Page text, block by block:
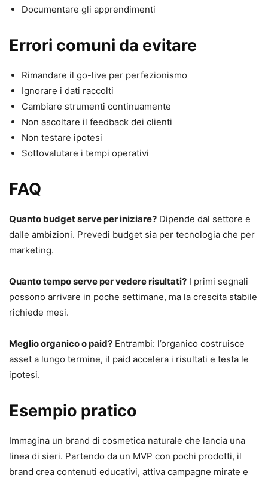
Documentare gli apprendimenti
Errori comuni da evitare
Rimandare il go-live per perfezionismo
Ignorare i dati raccolti
Cambiare strumenti continuamente
Non ascoltare il feedback dei clienti
Non testare ipotesi
Sottovalutare i tempi operativi
FAQ
Quanto budget serve per iniziare? Dipende dal settore e
dalle ambizioni. Prevedi budget sia per tecnologia che per
marketing.
Quanto tempo serve per vedere risultati? I primi segnali
possono arrivare in poche settimane, ma la crescita stabile
richiede mesi.
Meglio organico o paid? Entrambi: l’organico costruisce
asset a lungo termine, il paid accelera i risultati e testa le
ipotesi.
Esempio pratico
Immagina un brand di cosmetica naturale che lancia una
linea di sieri. Partendo da un MVP con pochi prodotti, il
brand crea contenuti educativi, attiva campagne mirate e